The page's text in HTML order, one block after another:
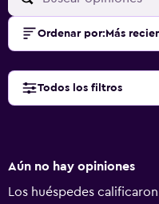
Ordenar por: Más
Todos los filtros
Aún no hay opiniones
Los huéspedes